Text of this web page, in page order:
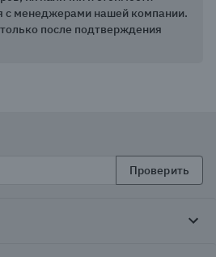
с менеджерами нашей компании.
после подтверждения
Проверить